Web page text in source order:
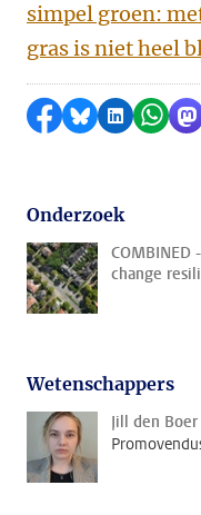
simpel groen:
gras is niet heel
Delen op
Delen viaDelen op
Onderzoek
change
Wetenschappers
Jill den Boer